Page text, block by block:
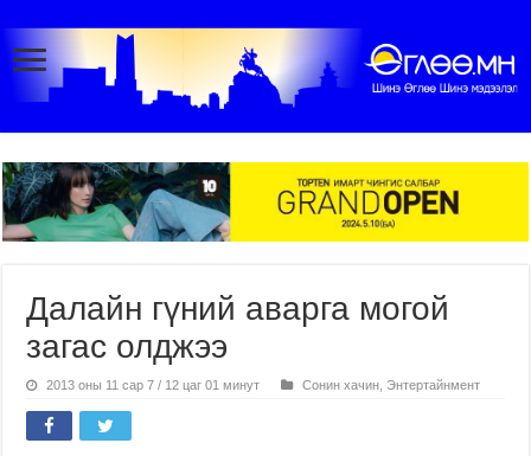
Далайн гүний аварга могой
загас олджээ
2013 оны 11 сар 7 / 12 цаг 01 минут Сонин хачин Энтертайнмент